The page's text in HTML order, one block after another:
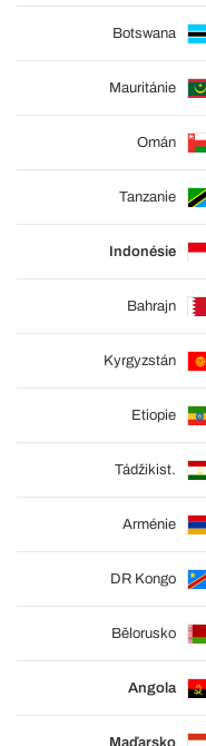
Botswana
Mauritánie
Omán
Tanzanie
Indonésie
Bahrajn
Kyrgyzstán
Etiopie
Tádžikist.
Arménie
DR Kongo
Bělorusko
Angola